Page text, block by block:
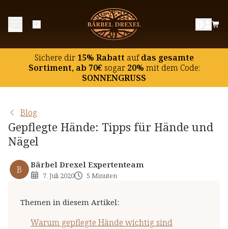
Sichere dir15% Rabatt aufdas gesamte
Sortiment, ab 70€ sogar20% mit dem Code:
SONNENGRUSS
Blog
Gepflegte Hände: Tipps für Hände und
Nägel
B Bärbel Drexel Expertenteam
7. Juli 2020 5 Minuten
Themen in diesem Artikel:
Warum gepflegte Hände wichtig sind
Warum gepflegte Hände wichtig sind
Richtig Hände waschen
Handcreme: Feuchtigkeit spendende und pflegende
Kosmetik